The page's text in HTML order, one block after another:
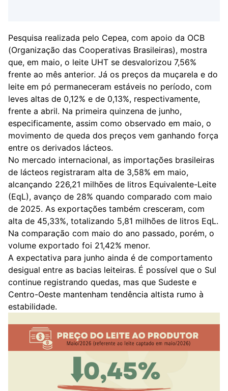
Pesquisa realizada pelo Cepea, com apoio da OCB
(Organização das Cooperativas Brasileiras), mostra
que, em maio, o leite UHT se desvalorizou 7,56%
frente ao mês anterior. Já os preços da muçarela e do
leite em pó permaneceram estáveis no período, com
leves altas de 0,12% e de 0,13%, respectivamente,
frente a abril. Na primeira quinzena de junho,
especificamente, assim como observado em maio, o
movimento de queda dos preços vem ganhando força
entre os derivados lácteos.
No mercado internacional, as importações brasileiras
de lácteos registraram alta de 3,58% em maio,
alcançando 226,21 milhões de litros Equivalente-Leite
(EqL), avanço de 28% quando comparado com maio
de 2025. As exportações também cresceram, com
alta de 45,33%, totalizando 5,81 milhões de litros EqL.
Na comparação com maio do ano passado, porém, o
volume exportado foi 21,42% menor.
A expectativa para junho ainda é de comportamento
desigual entre as bacias leiteiras. É possível que o Sul
continue registrando quedas, mas que Sudeste e
Centro-Oeste mantenham tendência altista rumo à
estabilidade.